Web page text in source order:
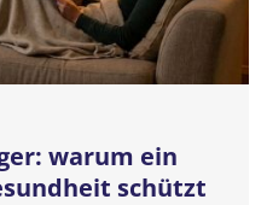
warum ein
schützt